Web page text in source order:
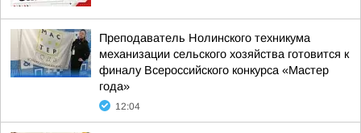
Преподаватель Нолинского техникума
механизации сельского хозяйства готовится к
финалу Всероссийского конкурса «Мастер
года»
12:04